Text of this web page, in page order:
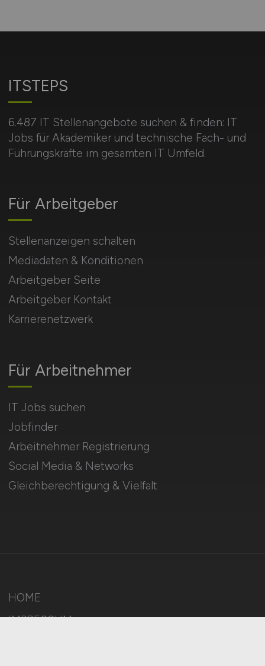
ITSTEPS
6.487 IT Stellenangebote suchen & finden: IT
Jobs für Akademiker und technische Fach- und
Führungskräfte im gesamten IT Umfeld.
Für Arbeitnehmer
IT Jobs suchen
Jobfinder
Arbeitnehmer Registrierung
Social Media & Networks
Gleichberechtigung & Vielfalt
Für Arbeitgeber
Stellenanzeigen schalten
Mediadaten & Konditionen
Arbeitgeber Seite
Arbeitgeber Kontakt
Karrierenetzwerk
HOME
IMPRESSUM